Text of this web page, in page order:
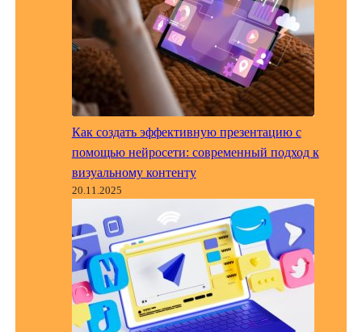
Как создать эффективную презентацию с
помощью нейросети: современный подход к
визуальному контенту
20.11.2025